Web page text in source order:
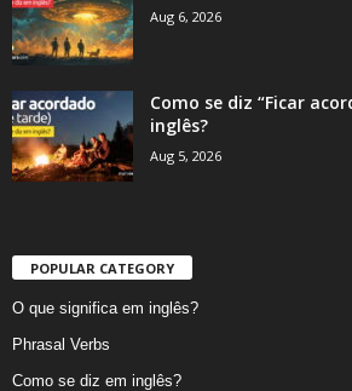
Aug 6, 2026
Como se diz “Ficar
inglês?
Aug 5, 2026
POPULAR CATEGORY
O que significa em inglês?
Phrasal Verbs
Como se diz em inglês?